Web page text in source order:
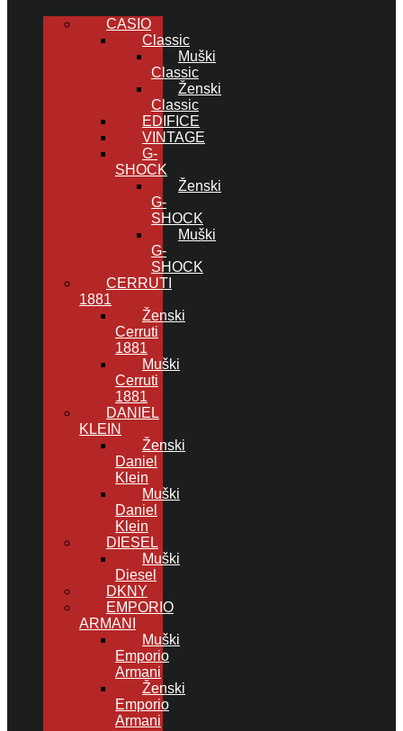
CASIO
Classic
Muški
Classic
Ženski
Classic
EDIFICE
VINTAGE
G-
SHOCK
Ženski
G-
SHOCK
Muški
G-
SHOCK
CERRUTI
1881
Ženski
Cerruti
1881
Muški
Cerruti
1881
DANIEL
KLEIN
Ženski
Daniel
Klein
Muški
Daniel
Klein
DIESEL
Muški
Diesel
DKNY
EMPORIO
ARMANI
Muški
Emporio
Armani
Ženski
Emporio
Armani